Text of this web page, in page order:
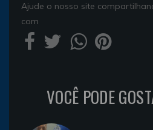
Ajude o nosso site
com
VOCÊ PODE